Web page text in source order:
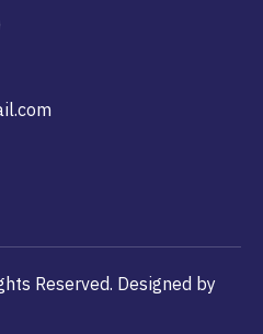
Reserved. Designed by